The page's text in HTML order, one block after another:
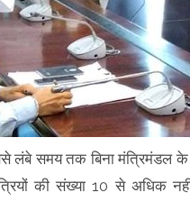
लंबे समय तक बिना मंत्रिमंडल
की संख्या 10 से अधिक